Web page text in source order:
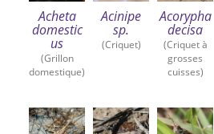
Acheta
domestic
us
(Grillon
domestique)
Acinipe
sp.
(Criquet)
Acorypha
decisa
(Criquet à
grosses
cuisses)